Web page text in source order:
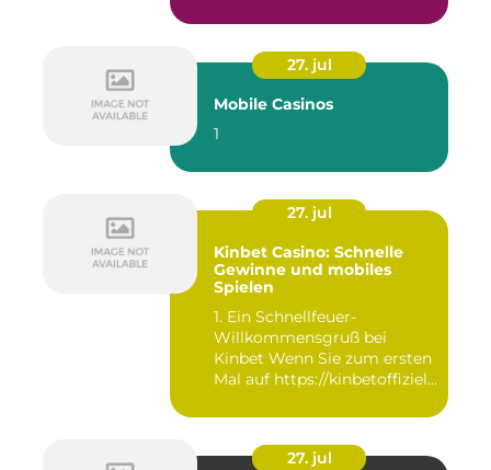
27. jul
Mobile Casinos
1
27. jul
Kinbet Casino: Schnelle
Gewinne und mobiles
Spielen
1. Ein Schnellfeuer-
Willkommensgruß bei
Kinbet Wenn Sie zum ersten
Mal auf https://kinbetoffiziell-
27. jul